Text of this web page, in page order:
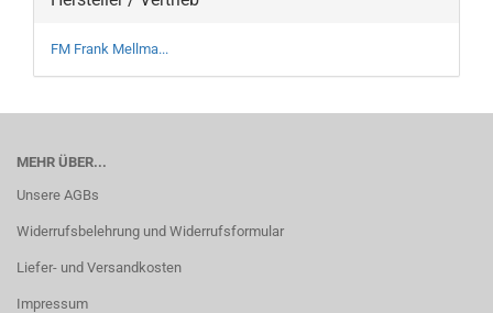
FM Frank Mellma...
MEHR ÜBER...
Unsere AGBs
Widerrufsbelehrung und Widerrufsformular
Liefer- und Versandkosten
Impressum